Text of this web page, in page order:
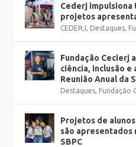
Cederj
projetos
CEDERJ, Destaques,
Fundação Cecierj
ciência, inclusão e
Reunião Anual da
Destaques, Fundação
Projetos de alunos
são apresentados
SBPC